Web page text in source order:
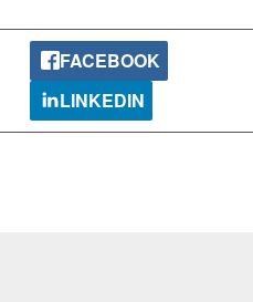
FACEBOOK
LINKEDIN